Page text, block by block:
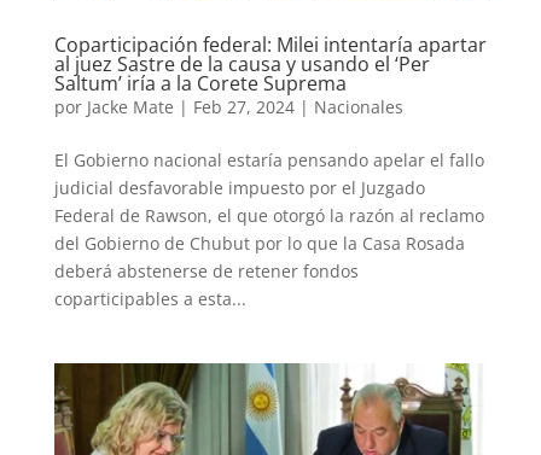
Coparticipación federal: Milei intentaría apartar
al juez Sastre de la causa y usando el ‘Per
Saltum’ iría a la Corete Suprema
por Jacke Mate | Feb 27, 2024| Nacionales
El Gobierno nacional estaría pensando apelar el fallo
judicial desfavorable impuesto por el Juzgado
Federal de Rawson, el que otorgó la razón al reclamo
del Gobierno de Chubut por lo que la Casa Rosada
deberá abstenerse de retener fondos
coparticipables a esta...